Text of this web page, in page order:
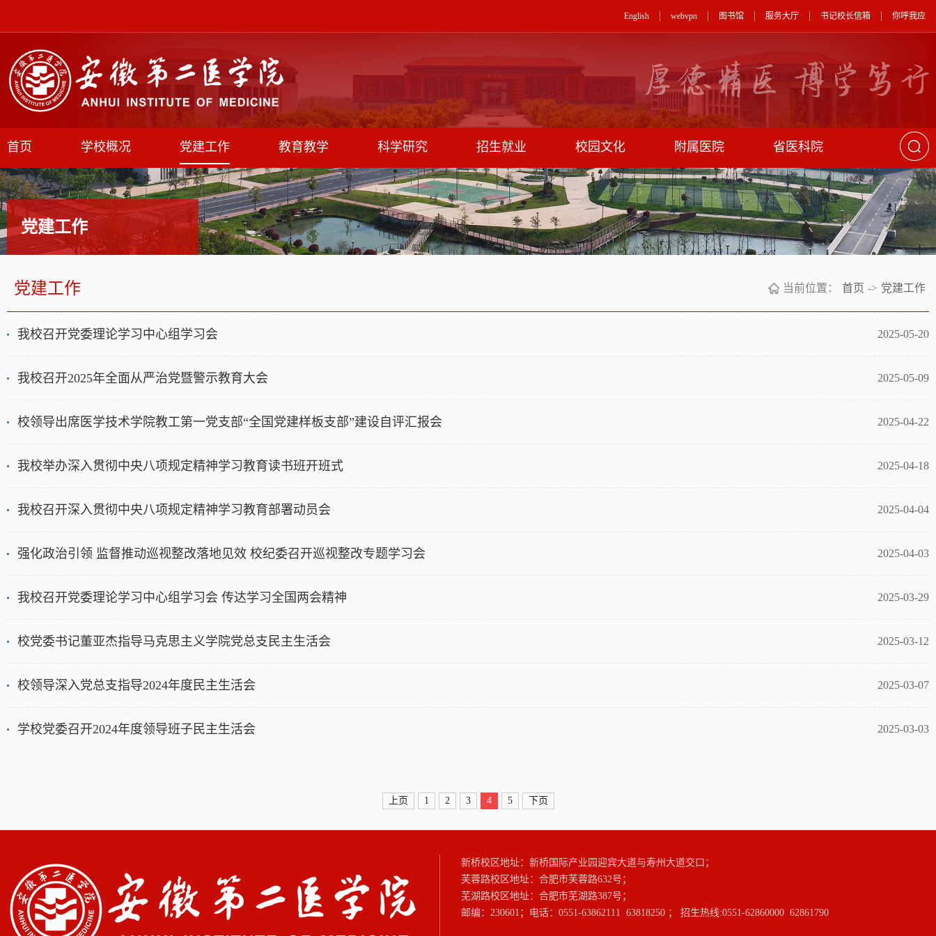
English webvpn 图书馆 服务大厅 书记校长信箱 你呼我应
首页 学校概况 党建工作 教育教学 科学研究 招生就业 校园文化 附属医院 省医科院
党建工作
党建工作 当前位置： 首页 -> 党建工作
2025-05-20
我校召开党委理论学习中心组学习会
2025-05-09
我校召开2025年全面从严治党暨警示教育大会
2025-04-22
校领导出席医学技术学院教工第一党支部“全国党建样板支部”建设自评汇报会​
2025-04-18
我校举办深入贯彻中央八项规定精神学习教育读书班开班式
2025-04-04
我校召开深入贯彻中央八项规定精神学习教育部署动员会
2025-04-03
强化政治引领 监督推动巡视整改落地见效 校纪委召开巡视整改专题学习会
2025-03-29
我校召开党委理论学习中心组学习会 传达学习全国两会精神
2025-03-12
校党委书记董亚杰指导马克思主义学院党总支民主生活会
2025-03-07
校领导深入党总支指导2024年度民主生活会
2025-03-03
学校党委召开2024年度领导班子民主生活会
上页 1 2 3 4 5 下页
新桥校区地址：新桥国际产业园迎宾大道与寿州大道交口；
芙蓉路校区地址：合肥市芙蓉路632号；
芜湖路校区地址：合肥市芜湖路387号；
邮编：230601；电话：0551-63862111 63818250 ； 招生热线:0551-62860000 62861790